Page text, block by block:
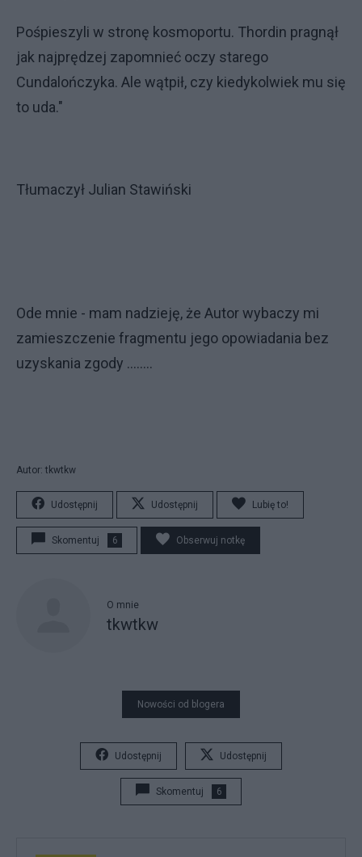
Pośpieszyli w stronę kosmoportu. Thordin pragnął
jak najprędzej zapomnieć oczy starego
Cundalończyka. Ale wątpił, czy kiedykolwiek mu się
to uda."
Tłumaczył Julian Stawiński
Ode mnie - mam nadzieję, że Autor wybaczy mi
zamieszczenie fragmentu jego opowiadania bez
uzyskania zgody ........
Autor: tkwtkw
Udostępnij Udostępnij Lubię to!
Skomentuj 6 Obserwuj notkę
O mnie
tkwtkw
Nowości od blogera
Udostępnij Udostępnij
Skomentuj 6